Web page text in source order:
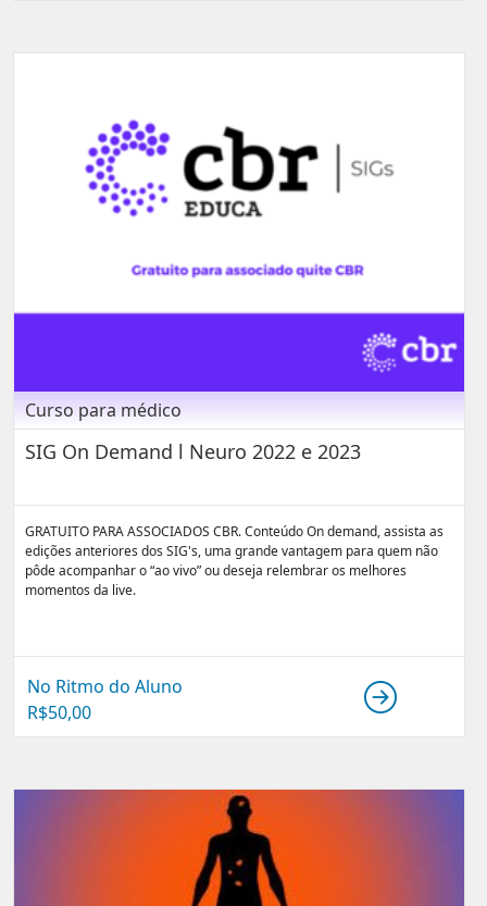
Curso para médico
SIG On Demand l Neuro 2022 e 2023
GRATUITO PARA ASSOCIADOS CBR. Conteúdo On demand, assista as
edições anteriores dos SIG's, uma grande vantagem para quem não
pôde acompanhar o “ao vivo” ou deseja relembrar os melhores
momentos da live.
No Ritmo do Aluno
R$50,00